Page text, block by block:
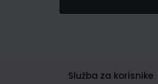
Služba za korisnike